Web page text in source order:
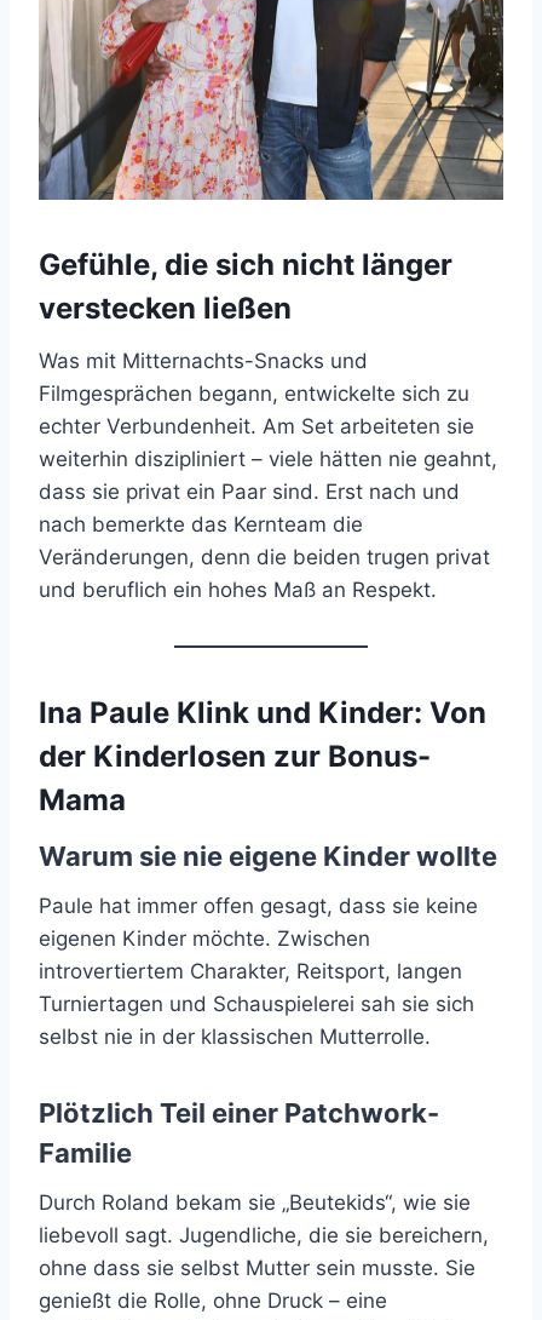
Gefühle, die sich nicht länger
verstecken ließen
Was mit Mitternachts-Snacks und
Filmgesprächen begann, entwickelte sich zu
echter Verbundenheit. Am Set arbeiteten sie
weiterhin diszipliniert – viele hätten nie geahnt,
dass sie privat ein Paar sind. Erst nach und
nach bemerkte das Kernteam die
Veränderungen, denn die beiden trugen privat
und beruflich ein hohes Maß an Respekt.
Ina Paule Klink und Kinder: Von
der Kinderlosen zur Bonus-
Mama
Warum sie nie eigene Kinder wollte
Paule hat immer offen gesagt, dass sie keine
eigenen Kinder möchte. Zwischen
introvertiertem Charakter, Reitsport, langen
Turniertagen und Schauspielerei sah sie sich
selbst nie in der klassischen Mutterrolle.
Plötzlich Teil einer Patchwork-
Familie
Durch Roland bekam sie „Beutekids“, wie sie
liebevoll sagt. Jugendliche, die sie bereichern,
ohne dass sie selbst Mutter sein musste. Sie
genießt die Rolle, ohne Druck – eine